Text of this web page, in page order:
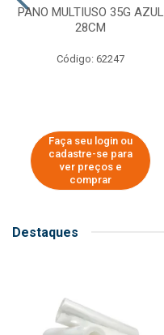
PANO MULTIUSO 35G AZUL
28CM
Código: 62247
Faça seu login ou
cadastre-se para
ver preços e
comprar
Destaques